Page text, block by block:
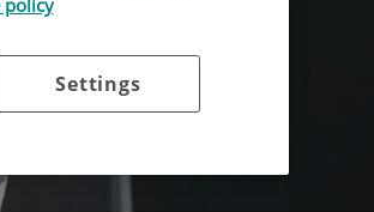
Settings